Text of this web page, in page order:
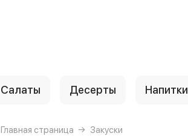
Салаты Десерты Напитки
Главная страница Закуски